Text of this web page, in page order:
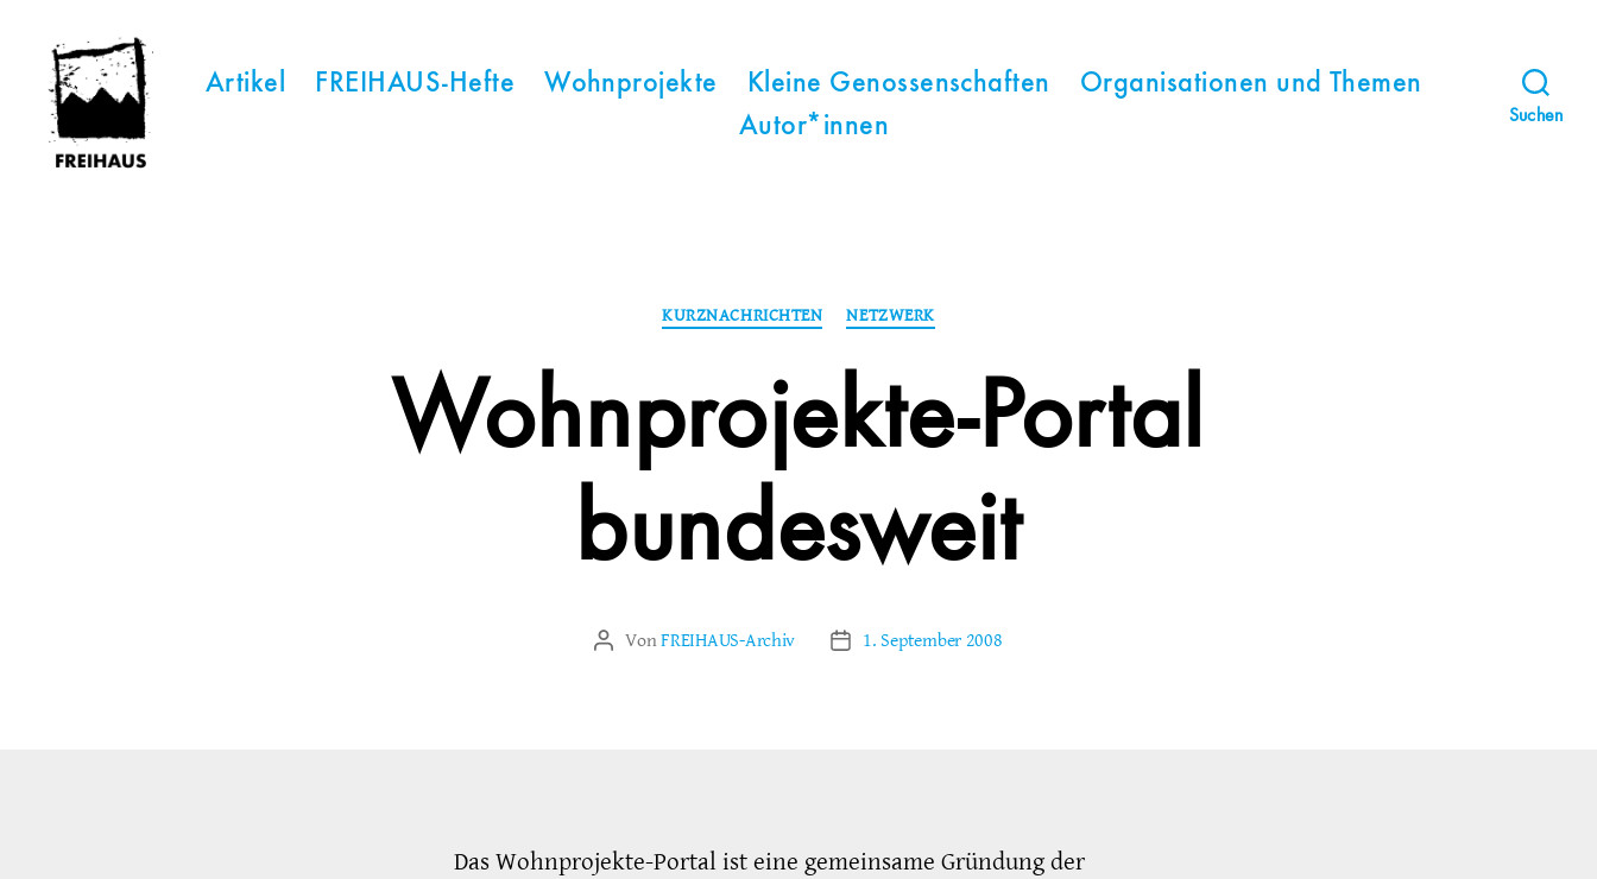
Artikel FREIHAUS-Hefte Wohnprojekte Kleine Genossenschaften
Organisationen und Themen
Autor*innen
Suchen
Kategorien
KURZNACHRICHTEN NETZWERK
Wohnprojekte-Portal
bundesweit
Beitragsautor
VonFREIHAUS-Archiv Veröffentlichungsdatum
1. September 2008
Das Wohnprojekte-Portal ist eine gemeinsame Gründung der